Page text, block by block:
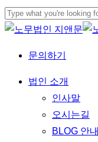
Skip
to
content
Close
문의하기
Menu
법인 소개
인사말
오시는길
BLOG 안내